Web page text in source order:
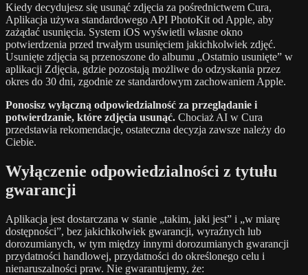
Kiedy decydujesz się usunąć zdjęcia za pośrednictwem Cura,
Aplikacja używa standardowego API PhotoKit od Apple, aby
zażądać usunięcia. System iOS wyświetli własne okno
potwierdzenia przed trwałym usunięciem jakichkolwiek zdjęć.
Usunięte zdjęcia są przenoszone do albumu „Ostatnio usunięte” w
aplikacji Zdjęcia, gdzie pozostają możliwe do odzyskania przez
okres do 30 dni, zgodnie ze standardowym zachowaniem Apple.
Ponosisz wyłączną odpowiedzialność za przeglądanie i
potwierdzanie, które zdjęcia usunąć. Chociaż AI w Cura
przedstawia rekomendacje, ostateczna decyzja zawsze należy do
Ciebie.
Wyłączenie odpowiedzialności z tytułu
gwarancji
Aplikacja jest dostarczana w stanie „takim, jaki jest” i „w miarę
dostępności”, bez jakichkolwiek gwarancji, wyraźnych lub
dorozumianych, w tym między innymi dorozumianych gwarancji
przydatności handlowej, przydatności do określonego celu i
nienaruszalności praw. Nie gwarantujemy, że: